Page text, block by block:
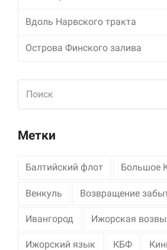
Вдоль Нарвского тракта
Острова Финского залива
Метки
Балтийский флот Большое
Венкуль Возвращение
Ивангород Ижорская
Ижорский язык КБФ